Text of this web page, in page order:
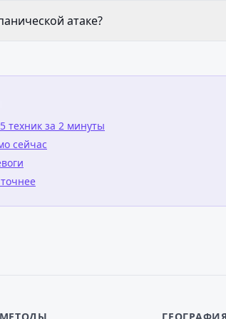
атаке?
техник за 2 минуты
сейчас